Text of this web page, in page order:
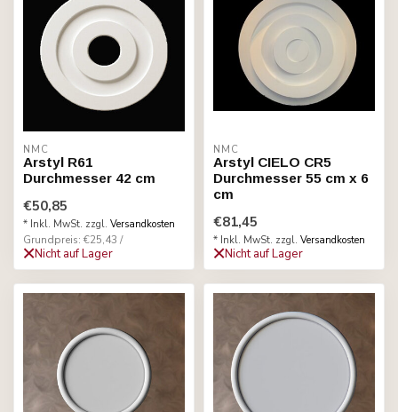
NMC
Arstyl R61
Durchmesser 42 cm
€50,85
* Inkl. MwSt. zzgl. Versandkosten
Grundpreis: €25,43 /
Nicht auf Lager
NMC
Arstyl CIELO CR5
Durchmesser 55 cm x 6
cm
€81,45
* Inkl. MwSt. zzgl. Versandkosten
Nicht auf Lager